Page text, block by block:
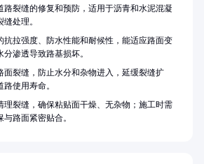
路裂缝的修复和预防，适用于沥青和水泥混凝
处理。
抗拉强度、防水性能和耐候性，能适应路面变
分渗透导致路基损坏。
面裂缝，防止水分和杂物进入，延缓裂缝扩
路使用寿命。
理裂缝，确保粘贴面干燥、无杂物；施工时需
与路面紧密贴合。